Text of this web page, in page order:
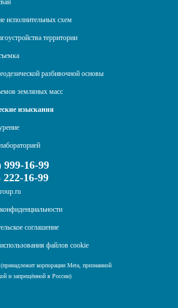
исполнительных схем
территории
разбивочной основы
земляных масс
изыскания
999-16-99
222-16-99
соглашение
файлов cookie
корпорации Meta, признанной
и запрещённой в России)